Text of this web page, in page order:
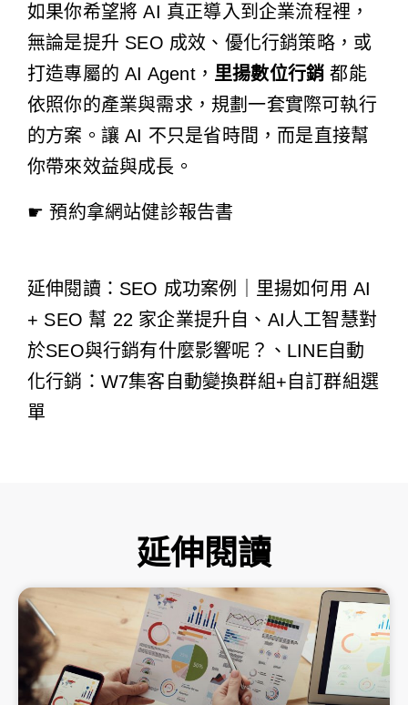
如果你希望將 AI 真正導入到企業流程裡，
無論是提升 SEO 成效、優化行銷策略，或
打造專屬的 AI Agent， 里揚數位行銷 都能
依照你的產業與需求，規劃一套實際可執行
的方案。讓 AI 不只是省時間，而是直接幫
你帶來效益與成長。
☛ 預約拿網站健診報告書
延伸閱讀： SEO 成功案例｜里揚如何用 AI
+ SEO 幫 22 家企業提升自 、 AI人工智慧對
於SEO與行銷有什麼影響呢？ 、 LINE自動
化行銷：W7集客自動變換群組+自訂群組選
單
延伸閱讀
頁
面
頁
面
頁
面
頁
面
頁
面